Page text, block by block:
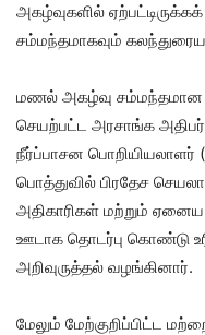
அகழ்வுகளில்
சம்மந்தமாகவும்
மணல் அகழ்வு சம்மந்தமான
செயற்பட்ட அரசாங்க
நீர்ப்பாசன பொறியியலாளர்
பொத்துவில் பிரதேச
அதிகாரிகள் மற்றும்
ஊடாக தொடர்பு கொண்டு
அறிவுருத்தல் வழங்கினார்.
மேலும் மேற்குறிப்பிட்ட